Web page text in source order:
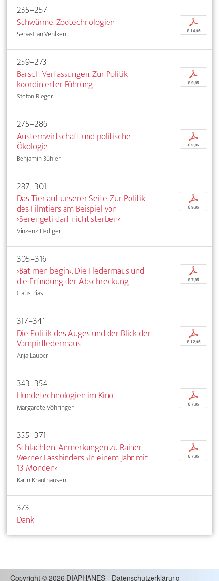
235–257
Schwärme. Zootechnologien
Sebastian Vehlken
p
€ 14,95
259–273
Barsch-Verfassungen. Zur Politik
koordinierter Führung
Stefan Rieger
p
€ 9,95
275–286
Austernwirtschaft und politische
Ökologie
Benjamin Bühler
p
€ 9,95
287–301
Das Tier auf unserer Seite. Zur Politik
des Filmtiers am Beispiel von
›Serengeti darf nicht sterben‹
Vinzenz Hediger
p
€ 9,95
305–316
›Bat men begin‹. Die Fledermaus und
die Erfindung der Abschreckung
Claus Pias
p
€ 7,95
317–341
Die Politik des Auges und der Blick der
Vampirfledermaus
Anja Lauper
p
€ 12,95
343–354
Hundetechnologien im Kino
Margarete Vöhringer
p
€ 7,95
355–371
Schlachten. Anmerkungen zu Rainer
Werner Fassbinders ›In einem Jahr mit
13 Monden‹
Karin Krauthausen
p
€ 7,95
373
Dank
Copyright © 2026 DIAPHANES Datenschutzerklärung